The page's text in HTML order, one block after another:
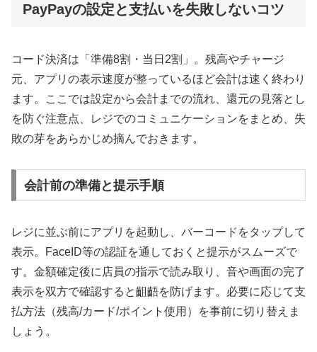
PayPayの設定と支払いを失敗しないコツ
コード決済は「準備8割・当日2割」。残高やチャージ
元、アプリの表示速度が整っているほど会計は速く終わり
ます。ここでは設定から会計までの流れ、還元の見落とし
を防ぐ注意点、レジでのコミュニケーションをまとめ、失
敗の芽をあらかじめ摘んでおきます。
会計前の準備と提示手順
レジに並ぶ前にアプリを起動し、バーコードをタップして
表示。FaceID等の認証を通しておくと提示がスムーズで
す。金額確定後に店員の指示で読み取り、音や画面の完了
表示を双方で確認すると齟齬を防げます。必要に応じて支
払方法（残高/カード/ポイント使用）を事前に切り替えま
しょう。